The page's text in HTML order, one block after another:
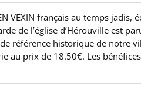
VEXIN français au temps jadis,
de l’église d’Hérouville est
référence historique de notre
au prix de 18.50€. Les